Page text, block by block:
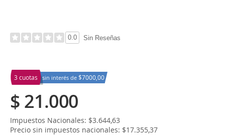
0.0 Sin Reseñas
3 cuotas sin interés de $7000,00
$ 21.000
Impuestos Nacionales: $3.644,63
Precio sin impuestos nacionales: $17.355,37